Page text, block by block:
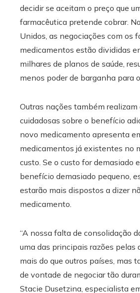
decidir se aceitam o preço que
farmacêutica pretende cobrar.
Unidos, as negociações com os
medicamentos estão divididas
milhares de planos de saúde,
menos poder de barganha para
Outras nações também realizam
cuidadosas sobre o benefício
novo medicamento apresenta
medicamentos já existentes no
custo. Se o custo for demasiado
benefício demasiado pequeno,
estarão mais dispostos a dizer
medicamento.
“A nossa falta de consolidação
uma das principais razões pelas
mais do que outros países, mas
de vontade de negociar tão
Stacie Dusetzina, especialista